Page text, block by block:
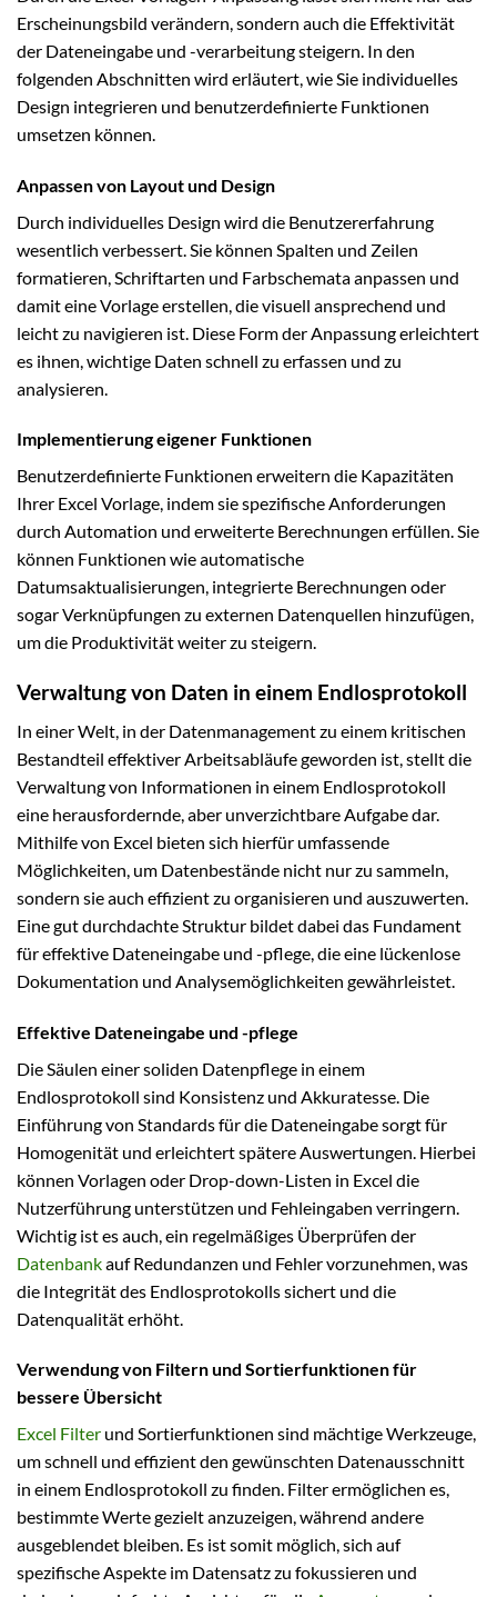
Erscheinungsbild verändern, sondern auch die Effektivität
der Dateneingabe und -verarbeitung steigern. In den
folgenden Abschnitten wird erläutert, wie Sie individuelles
Design integrieren und benutzerdefinierte Funktionen
umsetzen können.
Anpassen von Layout und Design
Durch individuelles Design wird die Benutzererfahrung
wesentlich verbessert. Sie können Spalten und Zeilen
formatieren, Schriftarten und Farbschemata anpassen und
damit eine Vorlage erstellen, die visuell ansprechend und
leicht zu navigieren ist. Diese Form der Anpassung erleichtert
es ihnen, wichtige Daten schnell zu erfassen und zu
analysieren.
Implementierung eigener Funktionen
Benutzerdefinierte Funktionen erweitern die Kapazitäten
Ihrer Excel Vorlage, indem sie spezifische Anforderungen
durch Automation und erweiterte Berechnungen erfüllen. Sie
können Funktionen wie automatische
Datumsaktualisierungen, integrierte Berechnungen oder
sogar Verknüpfungen zu externen Datenquellen hinzufügen,
um die Produktivität weiter zu steigern.
Verwaltung von Daten in einem Endlosprotokoll
In einer Welt, in der Datenmanagement zu einem kritischen
Bestandteil effektiver Arbeitsabläufe geworden ist, stellt die
Verwaltung von Informationen in einem Endlosprotokoll
eine herausfordernde, aber unverzichtbare Aufgabe dar.
Mithilfe von Excel bieten sich hierfür umfassende
Möglichkeiten, um Datenbestände nicht nur zu sammeln,
sondern sie auch effizient zu organisieren und auszuwerten.
Eine gut durchdachte Struktur bildet dabei das Fundament
für effektive Dateneingabe und -pflege, die eine lückenlose
Dokumentation und Analysemöglichkeiten gewährleistet.
Effektive Dateneingabe und -pflege
Die Säulen einer soliden Datenpflege in einem
Endlosprotokoll sind Konsistenz und Akkuratesse. Die
Einführung von Standards für die Dateneingabe sorgt für
Homogenität und erleichtert spätere Auswertungen. Hierbei
können Vorlagen oder Drop-down-Listen in Excel die
Nutzerführung unterstützen und Fehleingaben verringern.
Wichtig ist es auch, ein regelmäßiges Überprüfen der
Datenbankauf Redundanzen und Fehler vorzunehmen, was
die Integrität des Endlosprotokolls sichert und die
Datenqualität erhöht.
Verwendung von Filtern und Sortierfunktionen für
bessere Übersicht
Excel Filter und Sortierfunktionen sind mächtige Werkzeuge,
um schnell und effizient den gewünschten Datenausschnitt
in einem Endlosprotokoll zu finden. Filter ermöglichen es,
bestimmte Werte gezielt anzuzeigen, während andere
ausgeblendet bleiben. Es ist somit möglich, sich auf
spezifische Aspekte im Datensatz zu fokussieren und